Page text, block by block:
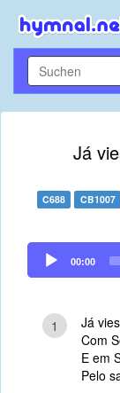
Já
C688 CB1007
Audio
Player
00:00
1
Já
Com
E em
Pelo